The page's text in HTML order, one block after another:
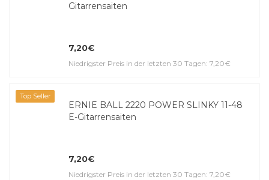
Gitar­ren­saiten
7,20€
Niedrigster Preis in der letzten 30 Tagen: 7,20€
Top Seller
ERNIE BALL 2220 POWER SLINKY 11-48
E-Gitar­ren­saiten
7,20€
Niedrigster Preis in der letzten 30 Tagen: 7,20€